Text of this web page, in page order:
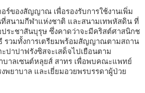
ร์ของสัญญาณ เพื่อรองรับการใช้งานเพิ่ม
สนามกีฬาแห่งชาติ และสนามเทพหัสดิน ที่
ระชาสันบุรุษ ซึ่งคาดว่าจะมีคริสต์ศาสนิกช
รวมทั้งการเตรียมพร้อมสัญญาณตามสถาน
ปาปาฟรังซิสจะเสด็จไปเยือนตาม
บาลเซนต์หลุยส์ สาทร เพื่อพบคณะแพทย์
พยาบาล และเยี่ยมอวยพรบรรดาผู้ป่วย